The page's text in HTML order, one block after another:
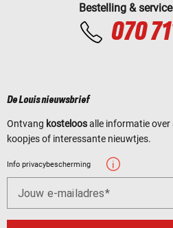
Bestelling &
070
De Louis nieuwsbrief
Ontvang kosteloosalle informatie over
koopjes of interessante nieuwtjes.
Info privacybescherming
Jouw e-mailadres